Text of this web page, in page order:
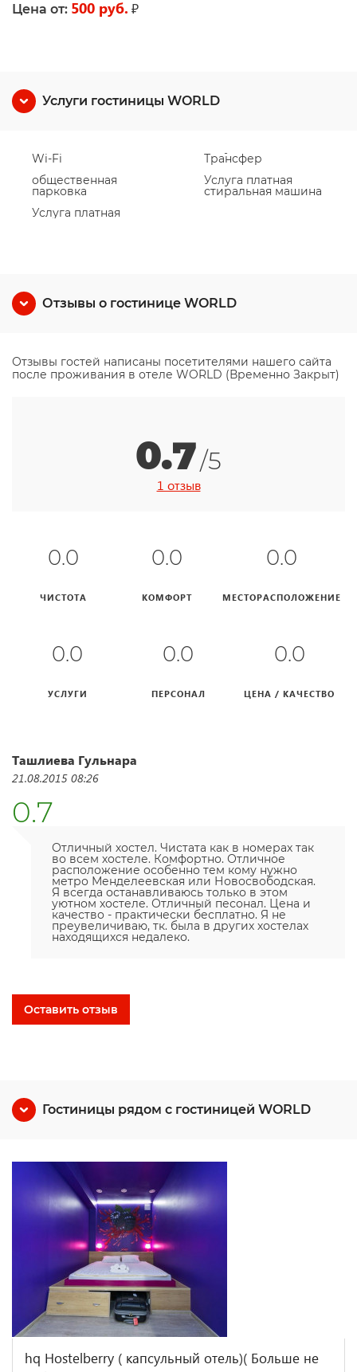
Цена от: 500 руб. ₽
Услуги гостиницы WORLD
Wi-Fi
общественная
парковка
Услуга платная
Трансфер
Услуга платная
стиральная машина
Отзывы о гостинице WORLD
Отзывы гостей написаны посетителями нашего сайта
после проживания в отеле WORLD (Временно Закрыт)
0.7/5
1 отзыв
0.0
ЧИСТОТА
0.0
КОМФОРТ
0.0
МЕСТОРАСПОЛОЖЕНИЕ
0.0
УСЛУГИ
0.0
ПЕРСОНАЛ
0.0
ЦЕНА / КАЧЕСТВО
Ташлиева Гульнара
21.08.2015 08:26
0.7
Отличный хостел. Чистата как в номерах так
во всем хостеле. Комфортно. Отличное
расположение особенно тем кому нужно
метро Менделеевская или Новосвободская.
Я всегда останавливаюсь только в этом
уютном хостеле. Отличный песонал. Цена и
качество - практически бесплатно. Я не
преувеличиваю, тк. была в других хостелах
находящихся недалеко.
Оставить отзыв
Гостиницы рядом с гостиницей WORLD
hq Hostelberry ( капсульный отель)( Больше не